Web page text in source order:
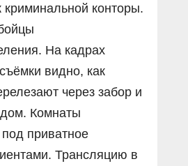
криминальной конторы.
На кадрах
видно, как
через забор и
Комнаты
приватное
Трансляцию в